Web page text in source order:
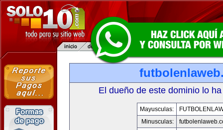
El dueño de este dominio lo
Mayusculas:
Minusculas: